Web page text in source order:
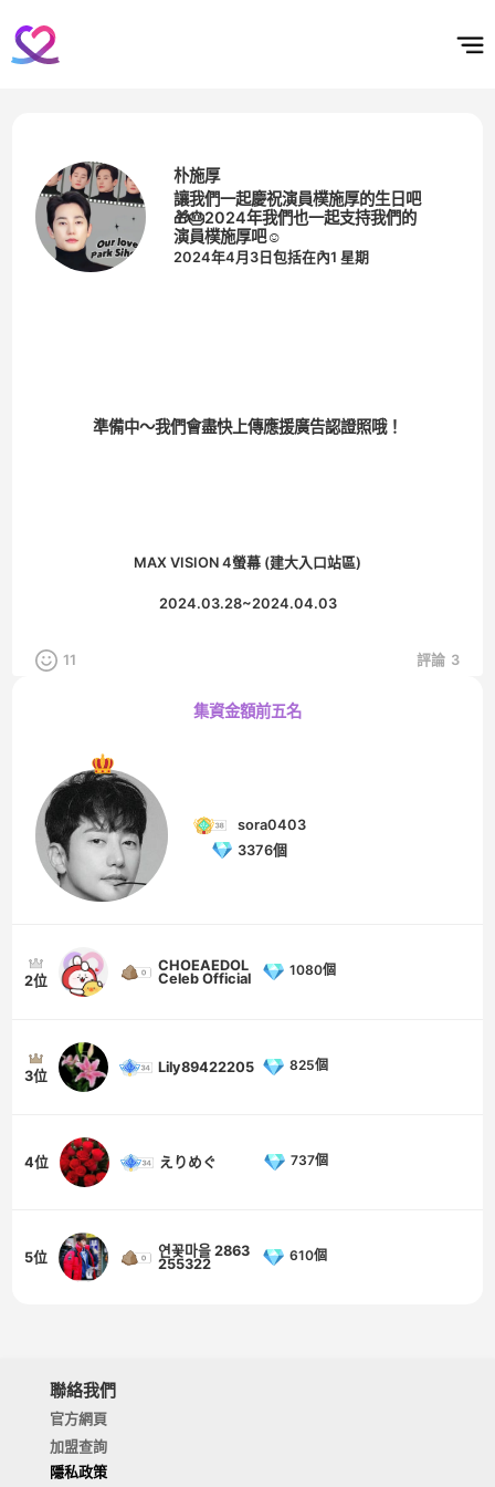
朴施厚
讓我們一起慶祝演員樸施厚的生日吧
🎁🎂2024年我們也一起支持我們的
演員樸施厚吧☺️
2024年4月3日包括在內1 星期
準備中～我們會盡快上傳應援廣告認證照哦！
MAX VISION 4螢幕 (建大入口站區)
2024.03.28~2024.04.03
11 評論 3
集資金額前五名
sora0403
3376個
2位
CHOEAEDOL
Celeb Official
1080個
3位
Lily89422205 825個
4位 えりめぐ 737個
5位
연꽃마을 2863
255322
610個
聯絡我們
官方網頁
加盟查詢
隱私政策